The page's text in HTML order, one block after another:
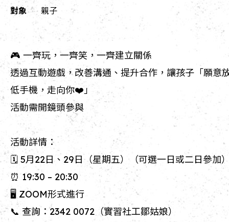
對象 親子
🎮 一齊玩，一齊笑，一齊建立關係
透過互動遊戲，改善溝通、提升合作，讓孩子「願意
低手機，走向你❤️」
活動需開鏡頭參與
活動詳情：
🗓️ 5月22日、29日（星期五）（可選一日或二日參加
⏰ 19:30 – 20:30
🖥️ ZOOM形式進行
📞 查詢：2342 0072（實習社工鄒姑娘）